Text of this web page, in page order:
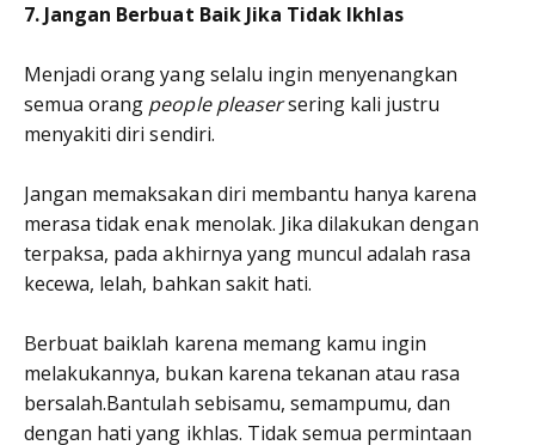
7. Jangan Berbuat Baik Jika Tidak Ikhlas
Menjadi orang yang selalu ingin menyenangkan
semua orang people pleasersering kali justru
menyakiti diri sendiri.
Jangan memaksakan diri membantu hanya karena
merasa tidak enak menolak. Jika dilakukan dengan
terpaksa, pada akhirnya yang muncul adalah rasa
kecewa, lelah, bahkan sakit hati.
Berbuat baiklah karena memang kamu ingin
melakukannya, bukan karena tekanan atau rasa
bersalah.Bantulah sebisamu, semampumu, dan
dengan hati yang ikhlas. Tidak semua permintaan